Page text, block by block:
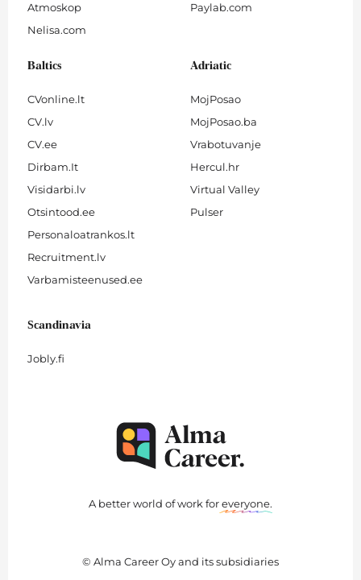
Atmoskop
Nelisa.com
Paylab.com
Baltics
CVonline.lt
CV.lv
CV.ee
Dirbam.It
Visidarbi.lv
Otsintood.ee
Personaloatrankos.lt
Recruitment.lv
Varbamisteenused.ee
Adriatic
MojPosao
MojPosao.ba
Vrabotuvanje
Hercul.hr
Virtual Valley
Pulser
Scandinavia
Jobly.fi
A better world of work foreveryone.
© Alma Career Oy and its subsidiaries